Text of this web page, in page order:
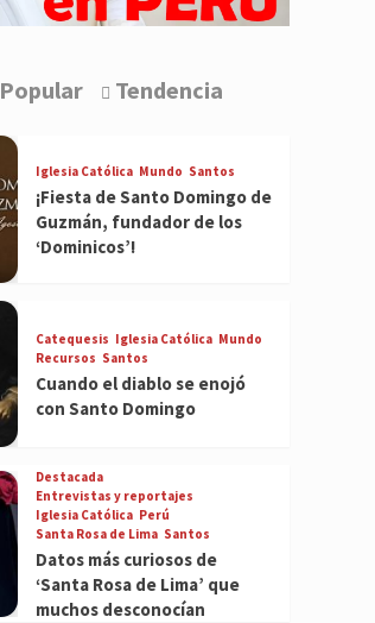
Popular Tendencia
Iglesia Católica Mundo Santos
¡Fiesta de Santo Domingo de
Guzmán, fundador de los
‘Dominicos’!
Catequesis Iglesia Católica Mundo
Recursos Santos
Cuando el diablo se enojó
con Santo Domingo
Destacada
Entrevistas y reportajes
Iglesia Católica Perú
Santa Rosa de Lima Santos
Datos más curiosos de
‘Santa Rosa de Lima’ que
muchos desconocían